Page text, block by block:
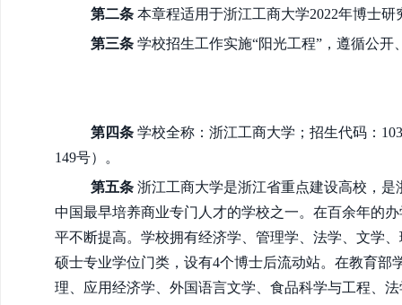
第二条 本章程适用于浙江工商大学2022年博士研
第三条 学校招生工作实施“阳光工程”，遵循公
第四条 学校全称：浙江工商大学；招生代码：
149号）。
第五条 浙江工商大学是浙江省重点建设高校，
中国最早培养商业专门人才的学校之一。在百余年的
平不断提高。学校拥有经济学、管理学、法学、文学
硕士专业学位门类，设有4个博士后流动站。在教育
理、应用经济学、外国语言文学、食品科学与工程、